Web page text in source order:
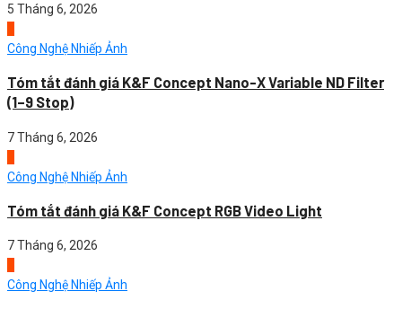
5 Tháng 6, 2026
Công Nghệ Nhiếp Ảnh
Tóm tắt đánh giá K&F Concept Nano-X Variable ND Filter
(1–9 Stop)
7 Tháng 6, 2026
Công Nghệ Nhiếp Ảnh
Tóm tắt đánh giá K&F Concept RGB Video Light
7 Tháng 6, 2026
Công Nghệ Nhiếp Ảnh